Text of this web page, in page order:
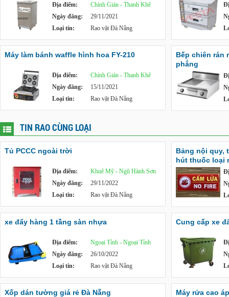
Địa điểm:
Chính Gián - Thanh Khê
Ngày đăng:
29/11/2021
Loại tin:
Rao vặt Đà Nẵng
Máy làm bánh waffle hình hoa FY-210
Địa điểm:
Chính Gián - Thanh Khê
Ngày đăng:
15/11/2021
Loại tin:
Rao vặt Đà Nẵng
Bếp chiên rán
phẳng
TIN RAO CÙNG LOẠI
Tủ PCCC ngoài trời
Địa điểm:
Khuê Mỹ - Ngũ Hành Sơn
Ngày đăng:
29/11/2022
Loại tin:
Rao vặt Đà Nẵng
Bảng nội quy,
hút thuốc loại
xe đẩy hàng 1 tầng sàn nhựa
Địa điểm:
Ngoại Tỉnh - Ngoại Tỉnh
Ngày đăng:
26/10/2022
Loại tin:
Rao vặt Đà Nẵng
Cung cấp xe
Xốp dán tường giá rẻ Đà Nẵng Máy rửa cao